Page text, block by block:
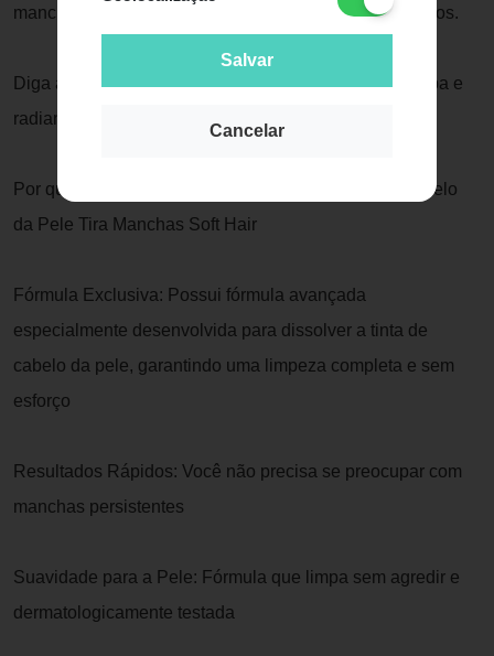
Salvar
Cancelar
manchas e vestígios de tintura após colorir seus cabelos.
Diga adeus às manchas e diga olá para uma pele limpa e
radiante
Por que escolher Produto para Remover Tinta de Cabelo
da Pele Tira Manchas Soft Hair
Fórmula Exclusiva: Possui fórmula avançada
especialmente desenvolvida para dissolver a tinta de
cabelo da pele, garantindo uma limpeza completa e sem
esforço
Resultados Rápidos: Você não precisa se preocupar com
manchas persistentes
Suavidade para a Pele: Fórmula que limpa sem agredir e
dermatologicamente testada